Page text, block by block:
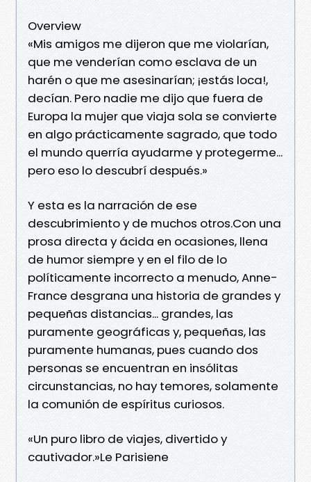
Overview
«Mis amigos me dijeron que me violarían,
que me venderían como esclava de un
harén o que me asesinarían; ¡estás loca!,
decían. Pero nadie me dijo que fuera de
Europa la mujer que viaja sola se convierte
en algo prácticamente sagrado, que todo
el mundo querría ayudarme y protegerme...
pero eso lo descubrí después.»
Y esta es la narración de ese
descubrimiento y de muchos otros.Con una
prosa directa y ácida en ocasiones, llena
de humor siempre y en el filo de lo
políticamente incorrecto a menudo, Anne-
France desgrana una historia de grandes y
pequeñas distancias... grandes, las
puramente geográficas y, pequeñas, las
puramente humanas, pues cuando dos
personas se encuentran en insólitas
circunstancias, no hay temores, solamente
la comunión de espíritus curiosos.
«Un puro libro de viajes, divertido y
cautivador.»Le Parisiene